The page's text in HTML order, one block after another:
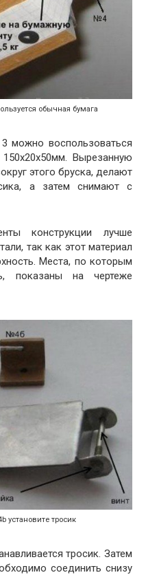
обычная бумага
можно воспользоваться
Вырезанную
этого бруска, делают
а затем снимают с
конструкции лучше
так как этот материал
Места, по которым
показаны на чертеже
установите тросик
тросик. Затем
соединить снизу